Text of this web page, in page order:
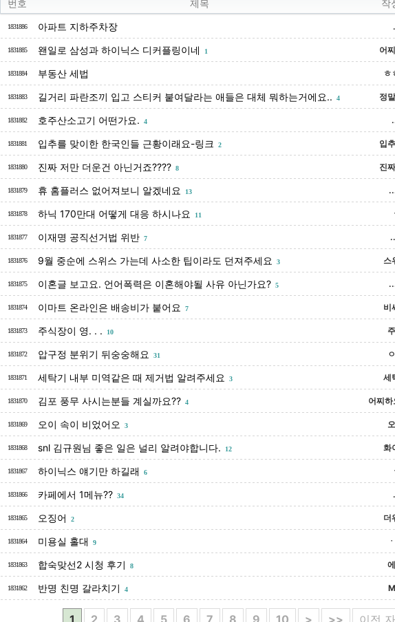
번호 제목 작
1831886 아파트 지하주차장
1831885 왠일로 삼성과 하이닉스 디커플링이네 1 어
1831884 부동산 세법 ㅎ
1831883 길거리 파란조끼 입고 스티커 붙여달라는 애들은 대체 뭐하는거에요.. 4 정
1831882 호주산소고기 어떤가요. 4
1831881 입추를 맞이한 한국인들 근황이래요-링크 2 입
1831880 진짜 저만 더운건 아닌거죠???? 8 진
1831879 휴 홈플러스 없어져보니 알겠네요 13
1831878 하닉 170만대 어떻게 대응 하시나요 11
1831877 이재명 공직선거법 위반 7
1831876 9월 중순에 스위스 가는데 사소한 팁이라도 던져주세요 3 스
1831875 이혼글 보고요. 언어폭력은 이혼해야될 사유 아닌가요? 5
1831874 이마트 온라인은 배송비가 붙어요 7 비
1831873 주식장이 영. . . 10
1831872 압구정 분위기 뒤숭숭해요 31
1831871 세탁기 내부 미역같은 때 제거법 알려주세요 3 세
1831870 김포 풍무 사시는분들 계실까요?? 4 어찌
1831869 오이 속이 비었어오 3
1831868 snl 김규원님 좋은 일은 널리 알려야합니다. 12 화
1831867 하이닉스 얘기만 하길래 6
1831866 카페에서 1메뉴?? 34
1831865 오징어 2 더
1831864 미용실 홀대 9
1831863 합숙맞선2 시청 후기 8
1831862 반명 친명 갈라치기 4
1 2 3 4 5 6 7 8 9 10 > >> 이전